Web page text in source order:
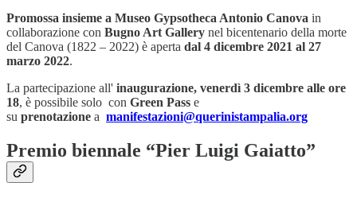
Promossa insieme a Museo Gypsotheca Antonio Canova in
collaborazione con Bugno Art Gallery nel bicentenario della morte
del Canova (1822 – 2022) è aperta dal 4 dicembre 2021 al 27
marzo 2022.
La partecipazione all' inaugurazione, venerdì 3 dicembre alle ore
18, è possibile solo con Green Pass e
su prenotazione a manifestazioni@querinistampalia.org
Premio biennale “Pier Luigi Gaiatto”